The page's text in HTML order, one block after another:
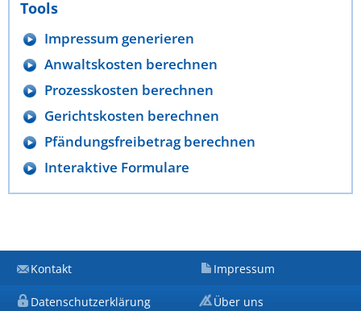
Tools
Impressum generieren
Anwaltskosten berechnen
Prozesskosten berechnen
Gerichtskosten berechnen
Pfändungsfreibetrag berechnen
Interaktive Formulare
Kontakt Impressum
Datenschutzerklärung Über uns